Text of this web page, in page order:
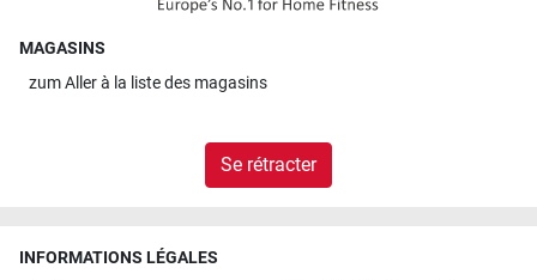
MAGASINS
zumAller à la liste des magasins
Se rétracter
INFORMATIONS LÉGALES